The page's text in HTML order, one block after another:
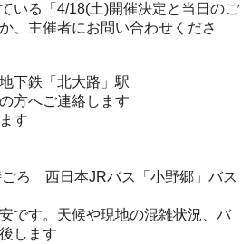
いる「4/18(土)開催決定と当日のご
、主催者にお問い合わせくださ
下鉄「北大路」駅
方へご連絡します
す
ごろ 西日本JRバス「小野郷」バス
です。天候や現地の混雑状況、バ
します